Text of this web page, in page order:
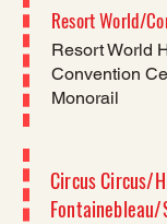
Resort World/
Resort World
Convention
Monorail
Circus Circus/